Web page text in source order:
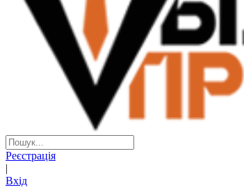
Реєстрація
|
Вхід